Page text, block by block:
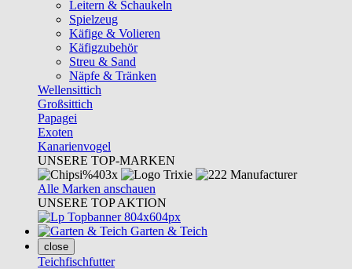
Leitern & Schaukeln
Spielzeug
Käfige & Volieren
Käfigzubehör
Streu & Sand
Näpfe & Tränken
Wellensittich
Großsittich
Papagei
Exoten
Kanarienvogel
UNSERE TOP-MARKEN
Alle Marken anschauen
UNSERE TOP AKTION
Garten & Teich
close
Teichfischfutter